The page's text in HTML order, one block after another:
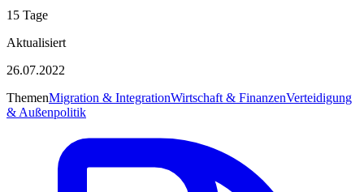
15 Tage
Aktualisiert
26.07.2022
ThemenMigration & IntegrationWirtschaft & FinanzenVerteidigung
& Außenpolitik